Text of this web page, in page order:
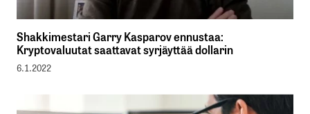
Shakkimestari Garry Kasparov ennustaa:
Kryptovaluutat saattavat syrjäyttää dollarin
6.1.2022